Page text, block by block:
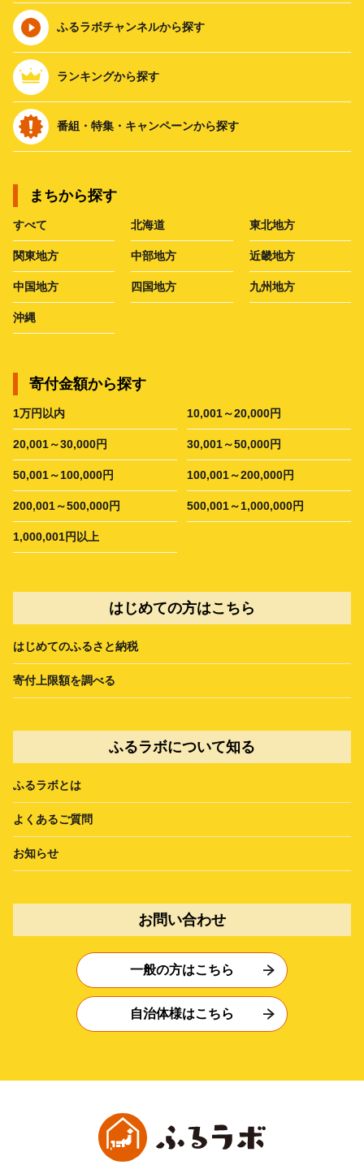
ふるラボチャンネルから探す
ランキングから探す
番組・特集・キャンペーンから探す
まちから探す
すべて 北海道 東北地方
関東地方 中部地方 近畿地方
中国地方 四国地方 九州地方
沖縄
寄付金額から探す
1万円以内 10,001～20,000円
20,001～30,000円 30,001～50,000円
50,001～100,000円 100,001～200,000円
200,001～500,000円 500,001～1,000,000円
1,000,001円以上
はじめての方はこちら
はじめてのふるさと納税
寄付上限額を調べる
ふるラボについて知る
ふるラボとは
よくあるご質問
お知らせ
お問い合わせ
一般の方はこちら
自治体様はこちら